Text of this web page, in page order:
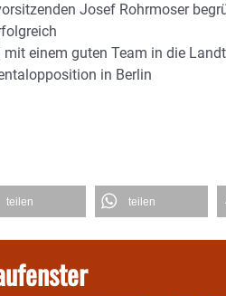
Josef Rohrmoser
einem guten Team in die
in Berlin
teilen teilen